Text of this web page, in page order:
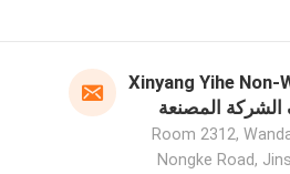
Xinyang Yihe Non-
Room 2312,
Nongke Road,